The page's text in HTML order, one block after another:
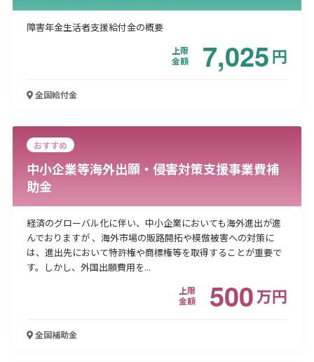
障害年金生活者支援給付金の概要
上限
金額
7,025円
全国給付金
おすすめ
中小企業等海外出願・侵害対策支援事業費補
助金
経済のグローバル化に伴い、中小企業においても海外進出が進
んでおりますが 、海外市場の販路開拓や模倣被害への対策に
は、進出先において特許権や商標権等を取得することが重要で
す。しかし、外国出願費用を...
上限
金額
500万円
全国補助金